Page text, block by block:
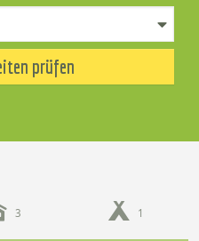
prüfen
3 1